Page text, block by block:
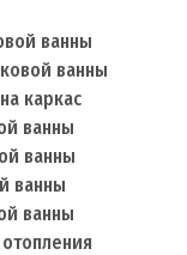
ванны
ванны
каркас
ванны
ванны
ванны
ванны